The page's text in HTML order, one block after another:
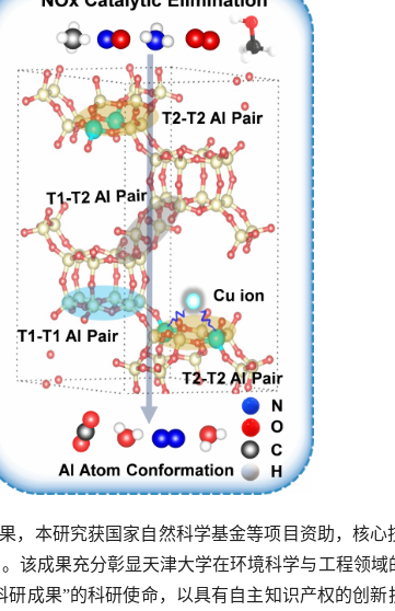
，本研究获国家自然科学基金等项目资助，核心
该成果充分彰显天津大学在环境科学与工程领域
成果”的科研使命，以具有自主知识产权的创新